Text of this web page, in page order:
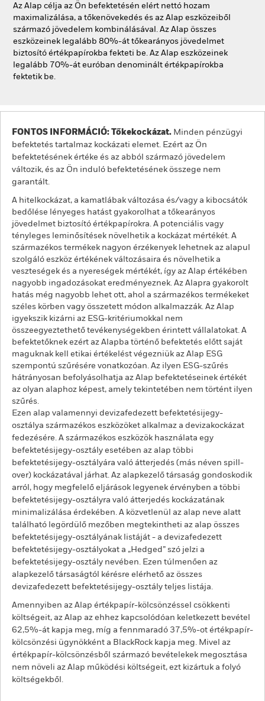
Az Alap célja az Ön befektetésén elért nettó hozam
maximalizálása, a tőkenövekedés és az Alap eszközeiből
származó jövedelem kombinálásával. Az Alap összes
eszközeinek legalább 80%-át tőkearányos jövedelmet
biztosító értékpapírokba fekteti be. Az Alap eszközeinek
legalább 70%-át euróban denominált értékpapírokba
fektetik be.
FONTOS INFORMÁCIÓ: Tőkekockázat. Minden pénzügyi
befektetés tartalmaz kockázati elemet. Ezért az Ön
befektetésének értéke és az abból származó jövedelem
változik, és az Ön induló befektetésének összege nem
garantált.
A hitelkockázat, a kamatlábak változása és/vagy a kibocsátók
bedőlése lényeges hatást gyakorolhat a tőkearányos
jövedelmet biztosító értékpapírokra. A potenciális vagy
tényleges leminősítések növelhetik a kockázat mértékét. A
származékos termékek nagyon érzékenyek lehetnek az alapul
szolgáló eszköz értékének változásaira és növelhetik a
veszteségek és a nyereségek mértékét, így az Alap értékében
nagyobb ingadozásokat eredményeznek. Az Alapra gyakorolt
hatás még nagyobb lehet ott, ahol a származékos termékeket
széles körben vagy összetett módon alkalmazzák. Az Alap
igyekszik kizárni az ESG-kritériumokkal nem
összeegyeztethető tevékenységekben érintett vállalatokat. A
befektetőknek ezért az Alapba történő befektetés előtt saját
maguknak kell etikai értékelést végezniük az Alap ESG
szempontú szűrésére vonatkozóan. Az ilyen ESG-szűrés
hátrányosan befolyásolhatja az Alap befektetéseinek értékét
az olyan alaphoz képest, amely tekintetében nem történt ilyen
szűrés.
Ezen alap valamennyi devizafedezett befektetésijegy-
osztálya származékos eszközöket alkalmaz a devizakockázat
fedezésére. A származékos eszközök használata egy
befektetésijegy-osztály esetében az alap többi
befektetésijegy-osztályára való átterjedés (más néven spill-
over) kockázatával járhat. Az alapkezelő társaság gondoskodik
arról, hogy megfelelő eljárások legyenek érvényben a többi
befektetésijegy-osztályra való átterjedés kockázatának
minimalizálása érdekében. A közvetlenül az alap neve alatt
található legördülő mezőben megtekintheti az alap összes
befektetésijegy-osztályának listáját - a devizafedezett
befektetésijegy-osztályokat a „Hedged” szó jelzi a
befektetésijegy-osztály nevében. Ezen túlmenően az
alapkezelő társaságtól kérésre elérhető az összes
devizafedezett befektetésijegy-osztály teljes listája.
Amennyiben az Alap értékpapír-kölcsönzéssel csökkenti
költségeit, az Alap az ehhez kapcsolódóan keletkezett bevétel
62,5%-át kapja meg, míg a fennmaradó 37,5%-ot értékpapír-
kölcsönzési ügynökként a BlackRock kapja meg. Mivel az
értékpapír-kölcsönzésből származó bevételekek megosztása
nem növeli az Alap működési költségeit, ezt kizártuk a folyó
költségekből.